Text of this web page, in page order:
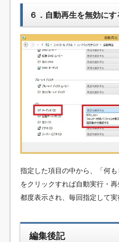
６．自動再生を無効にす
指定した項目の中から、「何も
をクリックすれば自動実行・
都度表示され、毎回指定して実
編集後記